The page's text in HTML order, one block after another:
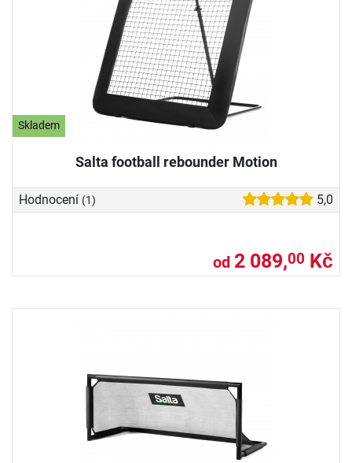
Skladem
Salta football rebounder Motion
Hodnocení (1) 5,0
od 2 089,00 Kč